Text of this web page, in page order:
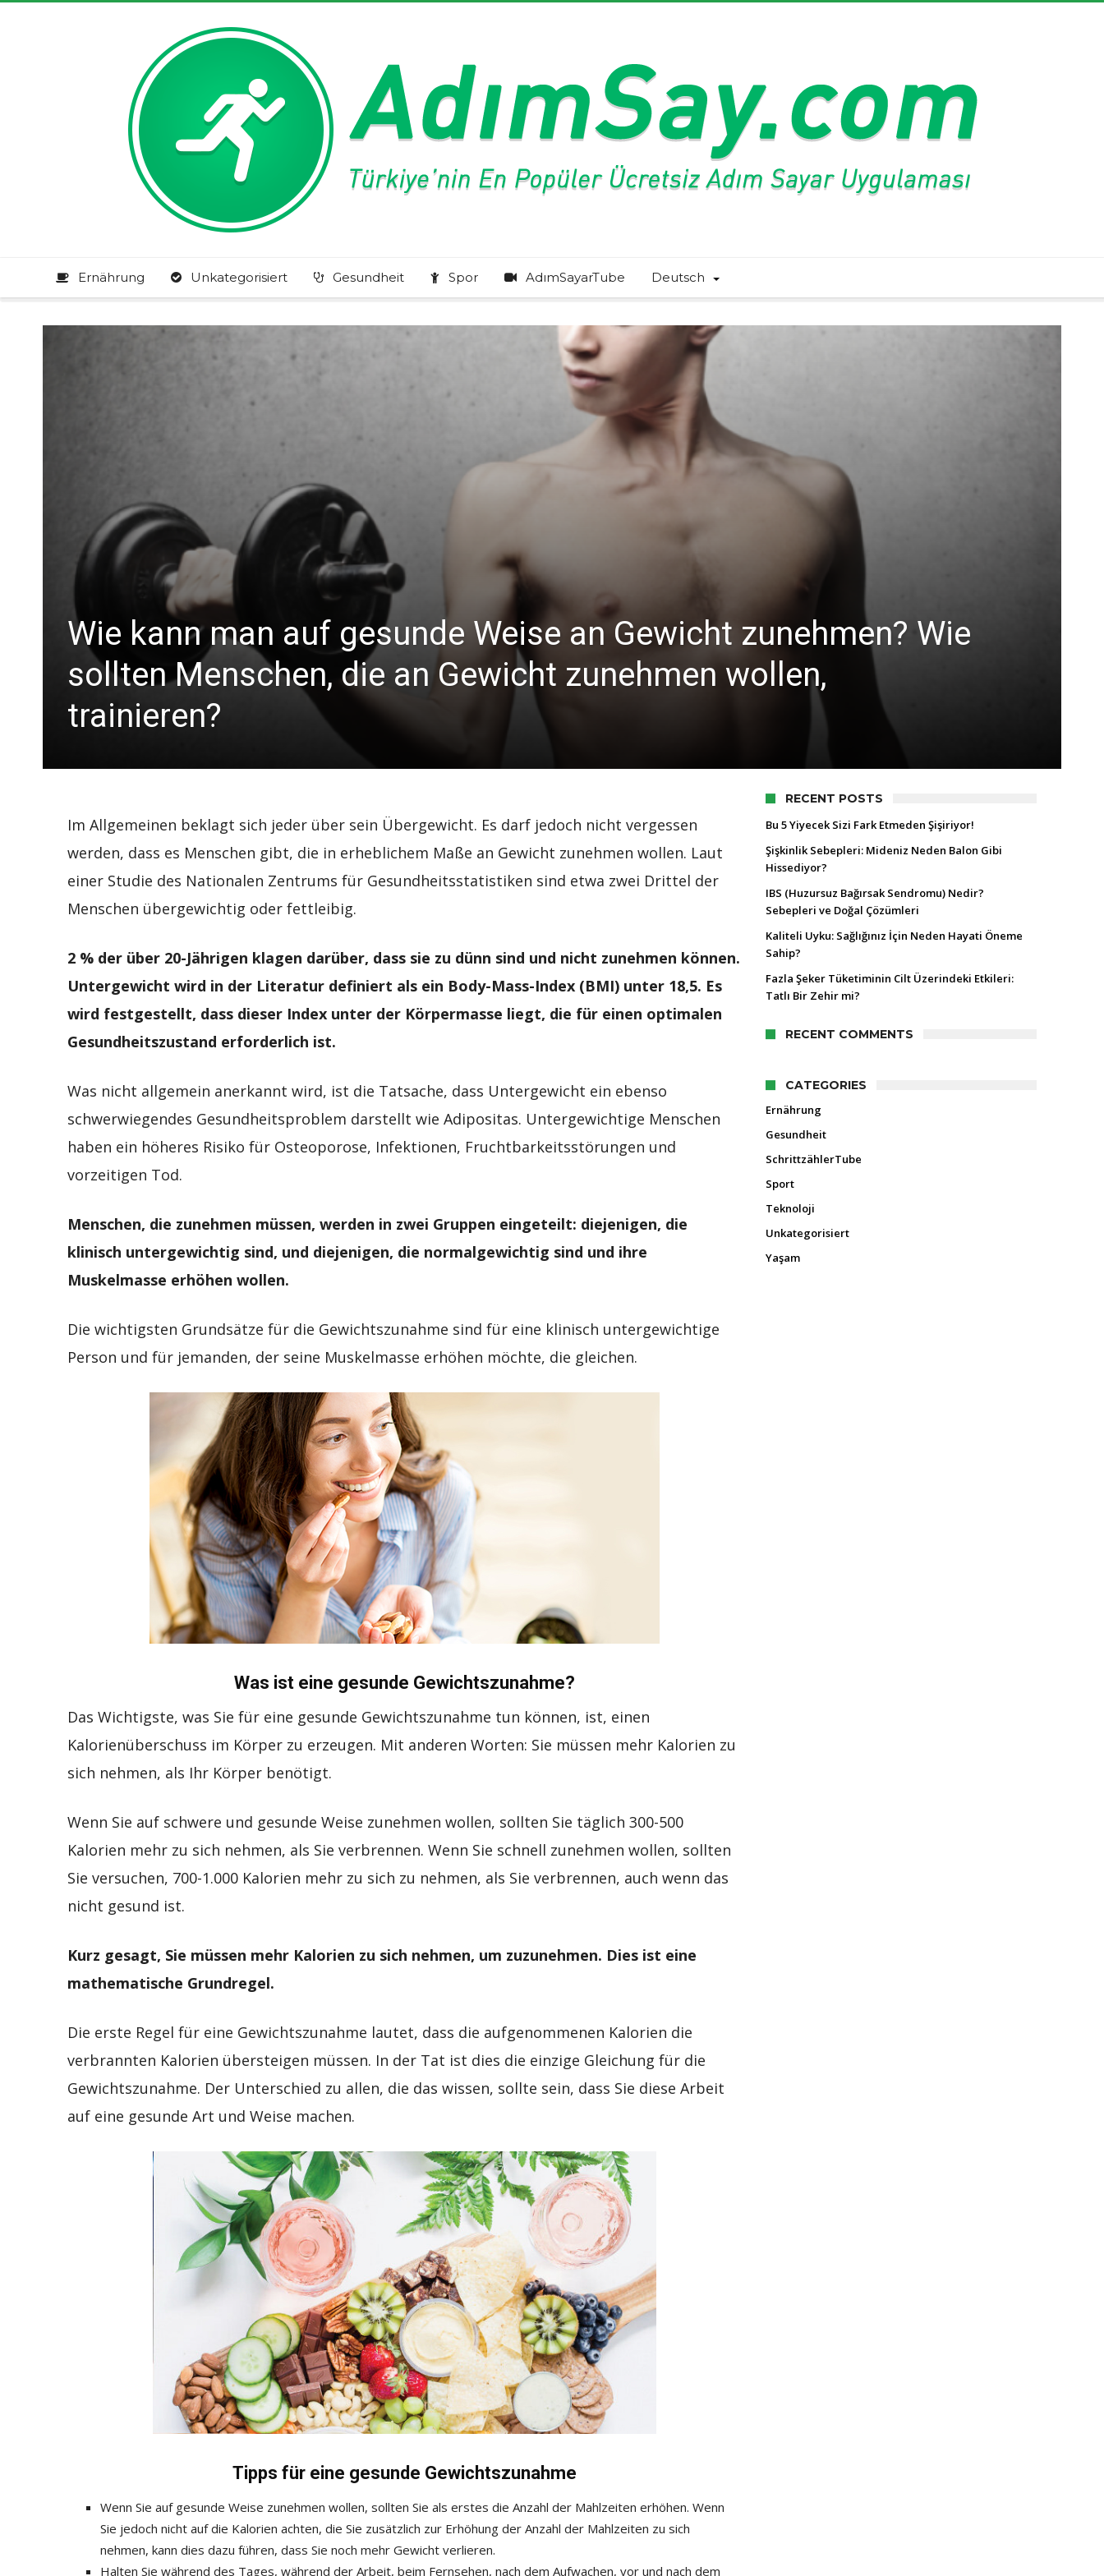
Ernährung Unkategorisiert Gesundheit Spor AdımSayarTube Deutsch
Wie kann man auf gesunde Weise an Gewicht zunehmen? Wie
sollten Menschen, die an Gewicht zunehmen wollen,
trainieren?
Im Allgemeinen beklagt sich jeder über sein Übergewicht. Es darf jedoch nicht vergessen
werden, dass es Menschen gibt, die in erheblichem Maße an Gewicht zunehmen wollen. Laut
einer Studie des Nationalen Zentrums für Gesundheitsstatistiken sind etwa zwei Drittel der
Menschen übergewichtig oder fettleibig.
2 % der über 20-Jährigen klagen darüber, dass sie zu dünn sind und nicht zunehmen können.
Untergewicht wird in der Literatur definiert als ein Body-Mass-Index (BMI) unter 18,5. Es
wird festgestellt, dass dieser Index unter der Körpermasse liegt, die für einen optimalen
Gesundheitszustand erforderlich ist.
Was nicht allgemein anerkannt wird, ist die Tatsache, dass Untergewicht ein ebenso
schwerwiegendes Gesundheitsproblem darstellt wie Adipositas. Untergewichtige Menschen
haben ein höheres Risiko für Osteoporose, Infektionen, Fruchtbarkeitsstörungen und
vorzeitigen Tod.
Menschen, die zunehmen müssen, werden in zwei Gruppen eingeteilt: diejenigen, die
klinisch untergewichtig sind, und diejenigen, die normalgewichtig sind und ihre
Muskelmasse erhöhen wollen.
Die wichtigsten Grundsätze für die Gewichtszunahme sind für eine klinisch untergewichtige
Person und für jemanden, der seine Muskelmasse erhöhen möchte, die gleichen.
Was ist eine gesunde Gewichtszunahme?
Das Wichtigste, was Sie für eine gesunde Gewichtszunahme tun können, ist, einen
Kalorienüberschuss im Körper zu erzeugen. Mit anderen Worten: Sie müssen mehr Kalorien zu
sich nehmen, als Ihr Körper benötigt.
Wenn Sie auf schwere und gesunde Weise zunehmen wollen, sollten Sie täglich 300-500
Kalorien mehr zu sich nehmen, als Sie verbrennen. Wenn Sie schnell zunehmen wollen, sollten
Sie versuchen, 700-1.000 Kalorien mehr zu sich zu nehmen, als Sie verbrennen, auch wenn das
nicht gesund ist.
Kurz gesagt, Sie müssen mehr Kalorien zu sich nehmen, um zuzunehmen. Dies ist eine
mathematische Grundregel.
Die erste Regel für eine Gewichtszunahme lautet, dass die aufgenommenen Kalorien die
verbrannten Kalorien übersteigen müssen. In der Tat ist dies die einzige Gleichung für die
Gewichtszunahme. Der Unterschied zu allen, die das wissen, sollte sein, dass Sie diese Arbeit
auf eine gesunde Art und Weise machen.
Tipps für eine gesunde Gewichtszunahme
Wenn Sie auf gesunde Weise zunehmen wollen, sollten Sie als erstes die Anzahl der Mahlzeiten erhöhen. Wenn
Sie jedoch nicht auf die Kalorien achten, die Sie zusätzlich zur Erhöhung der Anzahl der Mahlzeiten zu sich
nehmen, kann dies dazu führen, dass Sie noch mehr Gewicht verlieren.
Halten Sie während des Tages, während der Arbeit, beim Fernsehen, nach dem Aufwachen, vor und nach dem
RECENT POSTS
Bu 5 Yiyecek Sizi Fark Etmeden Şişiriyor!
Şişkinlik Sebepleri: Mideniz Neden Balon Gibi
Hissediyor?
IBS (Huzursuz Bağırsak Sendromu) Nedir?
Sebepleri ve Doğal Çözümleri
Kaliteli Uyku: Sağlığınız İçin Neden Hayati Öneme
Sahip?
Fazla Şeker Tüketiminin Cilt Üzerindeki Etkileri:
Tatlı Bir Zehir mi?
RECENT COMMENTS
CATEGORIES
Ernährung
Gesundheit
SchrittzählerTube
Sport
Teknoloji
Unkategorisiert
Yaşam